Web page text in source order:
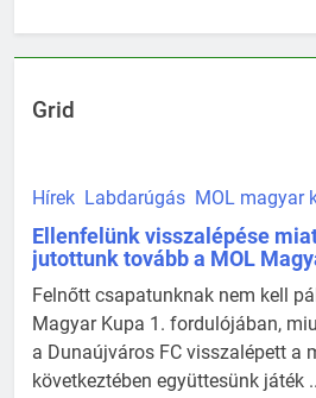
Grid
Hírek Labdarúgás MOL magyar
Ellenfelünk visszalépése
jutottunk tovább a MOL
Felnőtt csapatunknak nem kell
Magyar Kupa 1. fordulójában,
a Dunaújváros FC visszalépett a
következtében együttesünk játék